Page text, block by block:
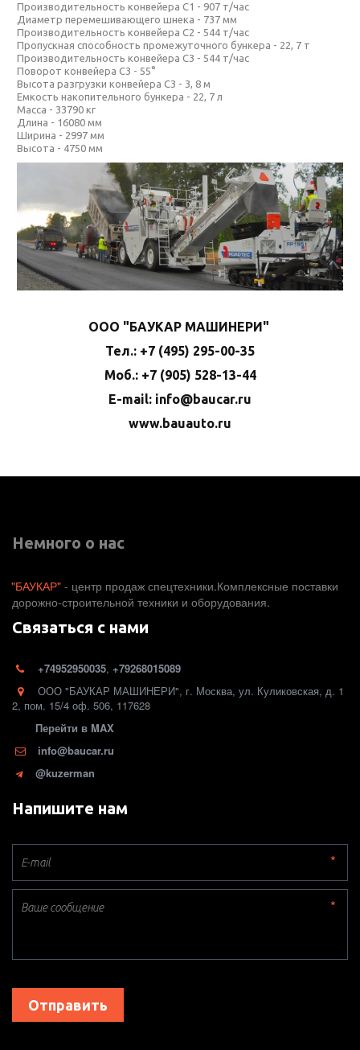
Производительность конвейера C1 - 907 т/час
Диаметр перемешивающего шнека - 737 мм
Производительность конвейера C2 - 544 т/час
Пропускная способность промежуточного бункера - 22, 7 т
Производительность конвейера C3 - 544 т/час
Поворот конвейера C3 - 55°
Высота разгрузки конвейера C3 - 3, 8 м
Емкость накопительного бункера - 22, 7 л
Масса - 33790 кг
Длина - 16080 мм
Ширина - 2997 мм
Высота - 4750 мм
ООО "БАУКАР МАШИНЕРИ"
Тел.: +7 (495) 295-00-35
Моб.: +7 (905) 528-13-44
E-mail: info@baucar.ru
www.bauauto.ru
Немного о нас
"БАУКАР" - центр продаж спецтехники.Комплексные поставки
дорожно-строительной техники и оборудования.
Связаться с нами
+74952950035, +79268015089
ООО "БАУКАР МАШИНЕРИ", г. Москва, ул. Куликовская, д. 1
2, пом. 15/4 оф. 506, 117628
Перейти в MAX
info@baucar.ru
@kuzerman
Напишите нам
*
*
Отправить